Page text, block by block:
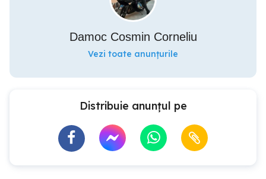
Damoc Cosmin Corneliu
Vezi toate anunțurile
Distribuie anunțul pe